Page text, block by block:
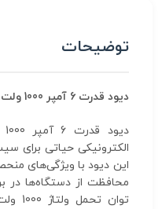
توضیحات
دیود قدرت 6 آمپر 1000 ولت مدل 6A10
الکترونیکی حیاتی برای
این دیود با ویژگی‌های
محافظت از دستگاه‌ها در